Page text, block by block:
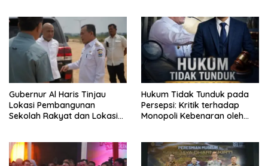
bisa jaga diri, 60% masa
depan sudah ada di tangan”
Gubernur Al Haris Tinjau
Lokasi Pembangunan
Sekolah Rakyat dan Lokasi
Hukum Tidak Tunduk pada
Persepsi: Kritik terhadap
Monopoli Kebenaran oleh